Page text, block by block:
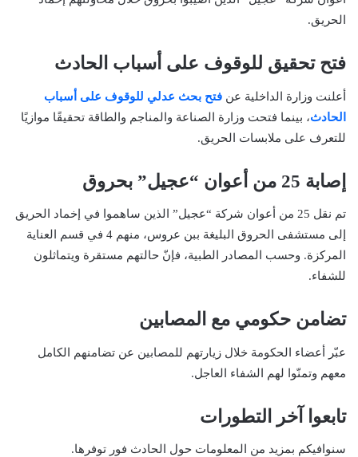
الحريق.
فتح تحقيق للوقوف على أسباب الحادث
أعلنت وزارة الداخلية عن فتح بحث عدلي للوقوف على أسباب
الحادث، بينما فتحت وزارة الصناعة والمناجم والطاقة تحقيقًا موازيًا
للتعرف على ملابسات الحريق.
إصابة 25 من أعوان “عجيل” بحروق
تم نقل 25 من أعوان شركة “عجيل” الذين ساهموا في إخماد الحريق
إلى مستشفى الحروق البليغة ببن عروس، منهم 4 في قسم العناية
المركزة. وحسب المصادر الطبية، فإنّ حالتهم مستقرة ويتماثلون
للشفاء.
تضامن حكومي مع المصابين
عبّر أعضاء الحكومة خلال زيارتهم للمصابين عن تضامنهم الكامل
معهم وتمنّوا لهم الشفاء العاجل.
تابعوا آخر التطورات
سنوافيكم بمزيد من المعلومات حول الحادث فور توفرها.